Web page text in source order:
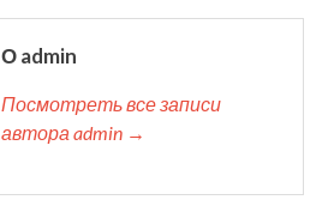
О admin
Посмотреть все записи
автора admin →